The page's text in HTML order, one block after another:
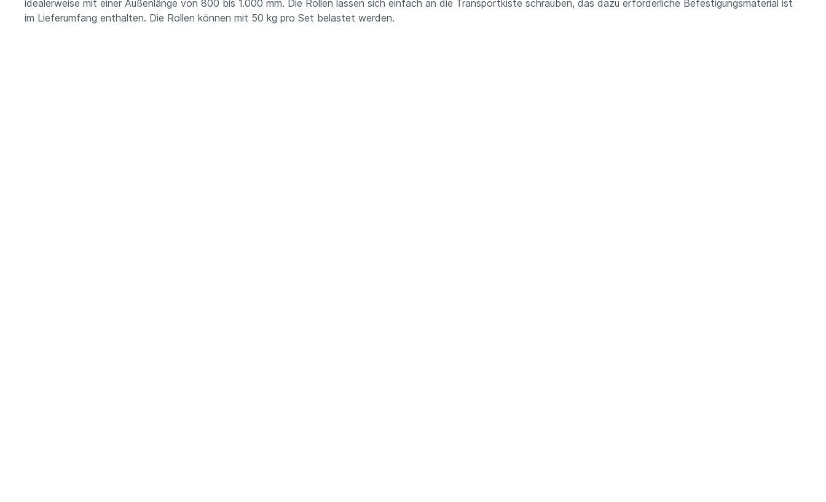
idealerweise mit einer Außenlänge von 800 bis 1.000 mm. Die Rollen lassen sich einfach an die Transportkiste schrauben, das dazu erforderliche Befestigungsmaterial ist
im Lieferumfang enthalten. Die Rollen können mit 50 kg pro Set belastet werden.